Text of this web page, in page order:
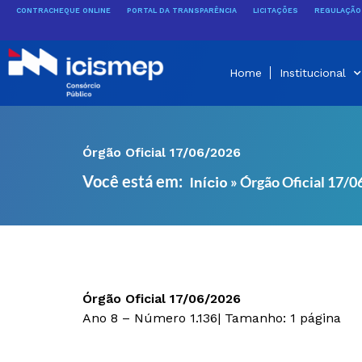
conteúdo
CONTRACHEQUE ONLINE PORTAL DA TRANSPARÊNCIA LICITAÇÕES
Home Institucional
Órgão Oficial 17/06/2026
Você está em: Início »Órgão Oficial 17/
Órgão Oficial 17/06/2026
Ano 8 – Número 1.136| Tamanho: 1 página